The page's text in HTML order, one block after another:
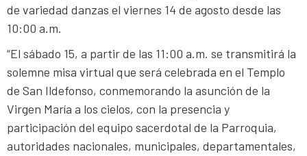
de variedad danzas el viernes 14 de agosto desde las
10:00 a.m.
“El sábado 15, a partir de las 11:00 a.m. se transmitirá la
solemne misa virtual que será celebrada en el Templo
de San Ildefonso, conmemorando la asunción de la
Virgen María a los cielos, con la presencia y
participación del equipo sacerdotal de la Parroquia,
autoridades nacionales, municipales, departamentales,